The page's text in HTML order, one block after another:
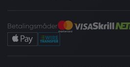
Betalingsmåder